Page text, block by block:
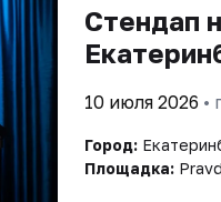
Стендап
10 июля 2026 •
Город:
Площадка: